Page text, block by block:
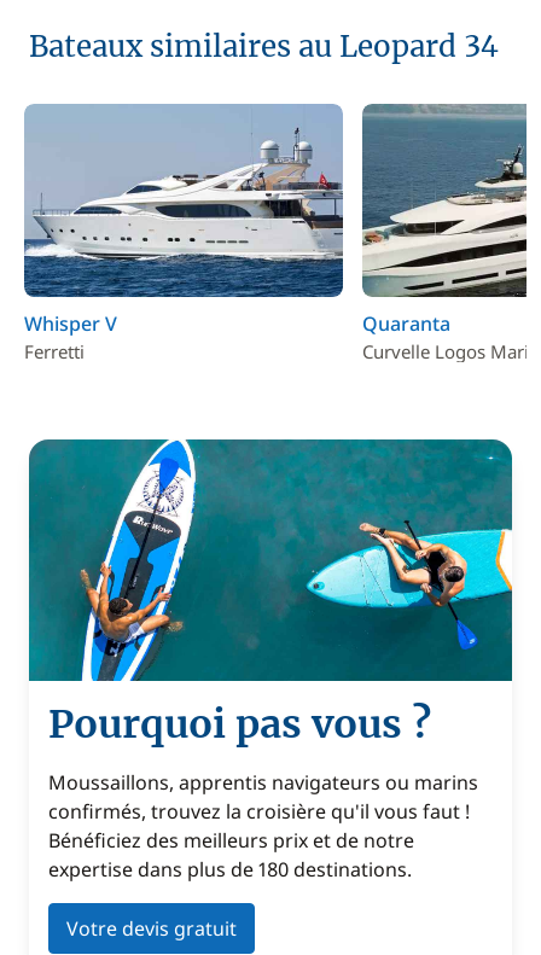
Bateaux similaires au Leopard 34
Whisper V
Ferretti
Quaranta
Curvelle Logos
Pourquoi pas vous ?
Moussaillons, apprentis navigateurs ou marins
confirmés, trouvez la croisière qu'il vous faut !
Bénéficiez des meilleurs prix et de notre
expertise dans plus de 180 destinations.
Votre devis gratuit